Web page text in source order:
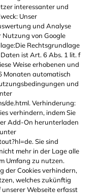
interessanter und
Unser
und Analyse
von Google
Rechtsgrundlage
ist Art. 6 Abs. 1 lit. f
Weise erhobenen und
Monaten automatisch
und
de.html. Verhinderung:
verhindern, indem Sie
Add-On herunterladen
Sie sind
mehr in der Lage alle
Umfang zu nutzen.
der Cookies verhindern,
welches zukünftig
Webseite erfasst